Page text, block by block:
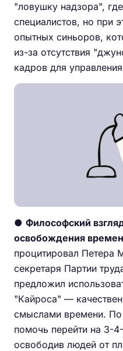
"ловушку надзора",
специалистов, но при
опытных синьоров,
из-за отсутствия
кадров для
● Философский
освобождения
процитировал Петера
секретаря Партии
предложил
"Кайроса" —
смыслами времени.
помочь перейти на 3-
освободив людей от